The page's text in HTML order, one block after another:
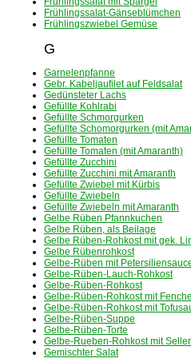
Frühlingssalat-Gänseblümchen
Frühlingszwiebel Gemüse
G
Garnelenpfanne
Gebr. Kabeljaufilet auf Feldsalat
Gedünsteter Lachs
Gefüllte Kohlrabi
Gefüllte Schmorgurken
Gefüllte Schomorgurken (mit
Gefüllte Tomaten
Gefüllte Tomaten (mit Amaranth)
Gefüllte Zucchini
Gefüllte Zucchini mit Amaranth
Gefüllte Zwiebel mit Kürbis
Gefüllte Zwiebeln
Gefüllte Zwiebeln mit Amaranth
Gelbe Rüben Pfannkuchen
Gelbe Rüben, als Beilage
Gelbe Rüben-Rohkost mit gek.
Gelbe Rübenrohkost
Gelbe-Rüben mit
Gelbe-Rüben-Lauch-Rohkost
Gelbe-Rüben-Rohkost
Gelbe-Rüben-Rohkost mit Fenchel
Gelbe-Rüben-Rohkost mit
Gelbe-Rüben-Suppe
Gelbe-Rüben-Torte
Gelbe-Rueben-Rohkost mit
Gemischter Salat